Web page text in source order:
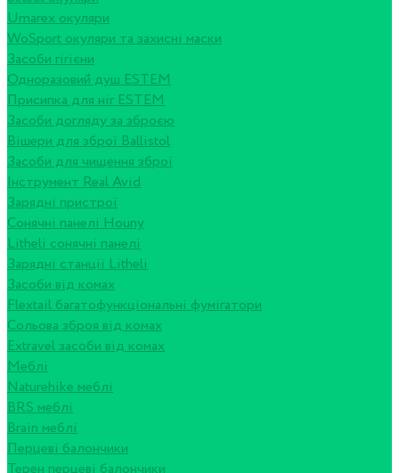
Umarex окуляри
WoSport окуляри та захисні маски
Засоби гігієни
Одноразовий душ ESTEM
Присипка для ніг ESTEM
Засоби догляду за зброєю
Вішери для зброї Ballistol
Засоби для чищення зброї
Інструмент Real Avid
Зарядні пристрої
Сонячні панелі Houny
Litheli сонячні панелі
Зарядні станції Litheli
Засоби від комах
Flextail багатофункціональні фумігатори
Сольова зброя від комах
Extravel засоби від комах
Меблі
Naturehike меблі
BRS меблі
Brain меблі
Перцеві балончики